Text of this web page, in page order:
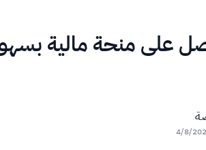
على منحة مالية
4/8/